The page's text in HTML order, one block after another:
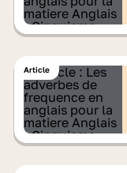
Article